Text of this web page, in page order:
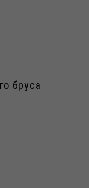
бруса